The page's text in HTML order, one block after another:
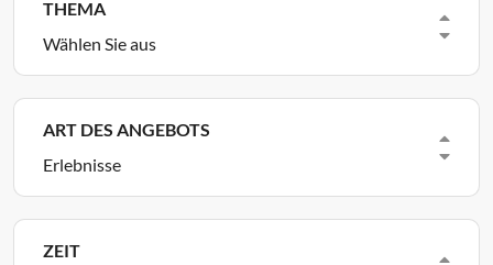
PROGETTI
ENTI
THEMA
Wählen Sie aus
ART DES ANGEBOTS
Erlebnisse
ZEIT